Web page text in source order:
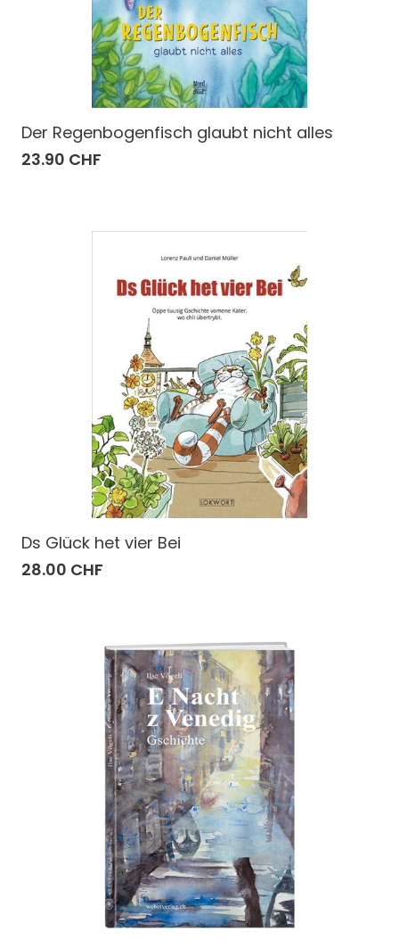
Der Regenbogenfisch glaubt nicht alles
23.90 CHF
Ds Glück het vier Bei
28.00 CHF